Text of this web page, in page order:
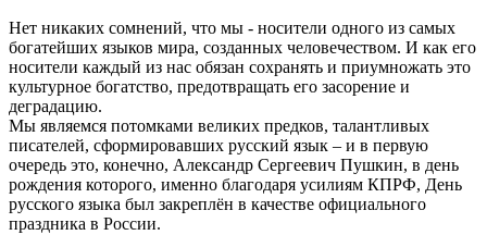
Нет никаких сомнений, что мы - носители одного из самых
богатейших языков мира, созданных человечеством. И как его
носители каждый из нас обязан сохранять и приумножать это
культурное богатство, предотвращать его засорение и
деградацию.
Мы являемся потомками великих предков, талантливых
писателей, сформировавших русский язык – и в первую
очередь это, конечно, Александр Сергеевич Пушкин, в день
рождения которого, именно благодаря усилиям КПРФ, День
русского языка был закреплён в качестве официального
праздника в России.